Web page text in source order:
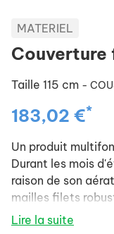
MATERIEL
Couverture
Taille 115 cm -
183,02 €*
Un produit
Durant les mois
raison de son
mailles filets
le tissu
Lire la suite